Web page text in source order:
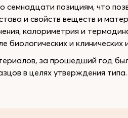
позициям, что
и свойств веществ и
калориметрия и
биологических и клинических
за прошедший год
в целях утверждения типа.